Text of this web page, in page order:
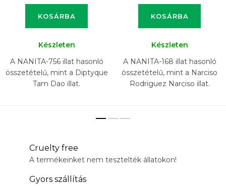
KOSÁRBA
Készleten
A NANITA-756 illat hasonló
összetételű, mint a Diptyque
Tam Dao illat.
KOSÁRBA
Készleten
A NANITA-168 illat hasonló
összetételű, mint a Narciso
Rodriguez Narciso illat.
Cruelty free
A termékeinket nem tesztelték állatokon!
Gyors szállítás